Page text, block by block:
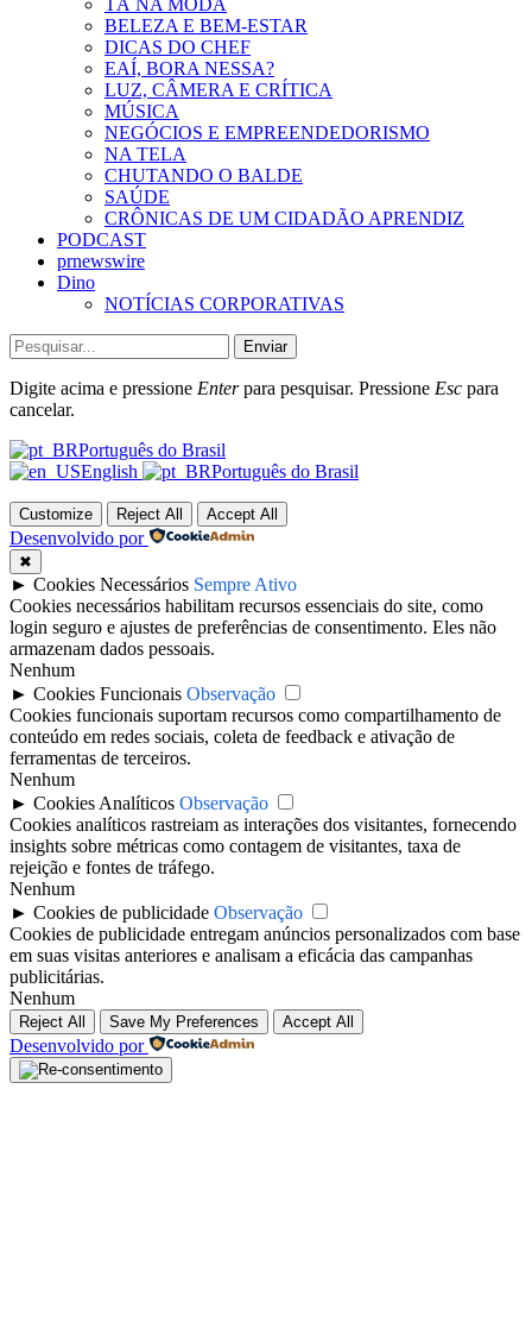
TÁ NA MODA
BELEZA E BEM-ESTAR
DICAS DO CHEF
EAÍ, BORA NESSA?
LUZ, CÂMERA E CRÍTICA
MÚSICA
NEGÓCIOS E EMPREENDEDORISMO
NA TELA
CHUTANDO O BALDE
SAÚDE
CRÔNICAS DE UM CIDADÃO APRENDIZ
PODCAST
prnewswire
Dino
NOTÍCIAS CORPORATIVAS
Enviar
Digite acima e pressione Enterpara pesquisar. Pressione Esc para
cancelar.
Português do Brasil
English
Português do Brasil
Customize Reject All Accept All
Desenvolvido por
✖
► Cookies Necessários Sempre Ativo
Cookies necessários habilitam recursos essenciais do site, como
login seguro e ajustes de preferências de consentimento. Eles não
armazenam dados pessoais.
Nenhum
► Cookies Funcionais Observação
Cookies funcionais suportam recursos como compartilhamento de
conteúdo em redes sociais, coleta de feedback e ativação de
ferramentas de terceiros.
Nenhum
► Cookies Analíticos Observação
Cookies analíticos rastreiam as interações dos visitantes, fornecendo
insights sobre métricas como contagem de visitantes, taxa de
rejeição e fontes de tráfego.
Nenhum
► Cookies de publicidade Observação
Cookies de publicidade entregam anúncios personalizados com base
em suas visitas anteriores e analisam a eficácia das campanhas
publicitárias.
Nenhum
Reject All Save My Preferences Accept All
Desenvolvido por